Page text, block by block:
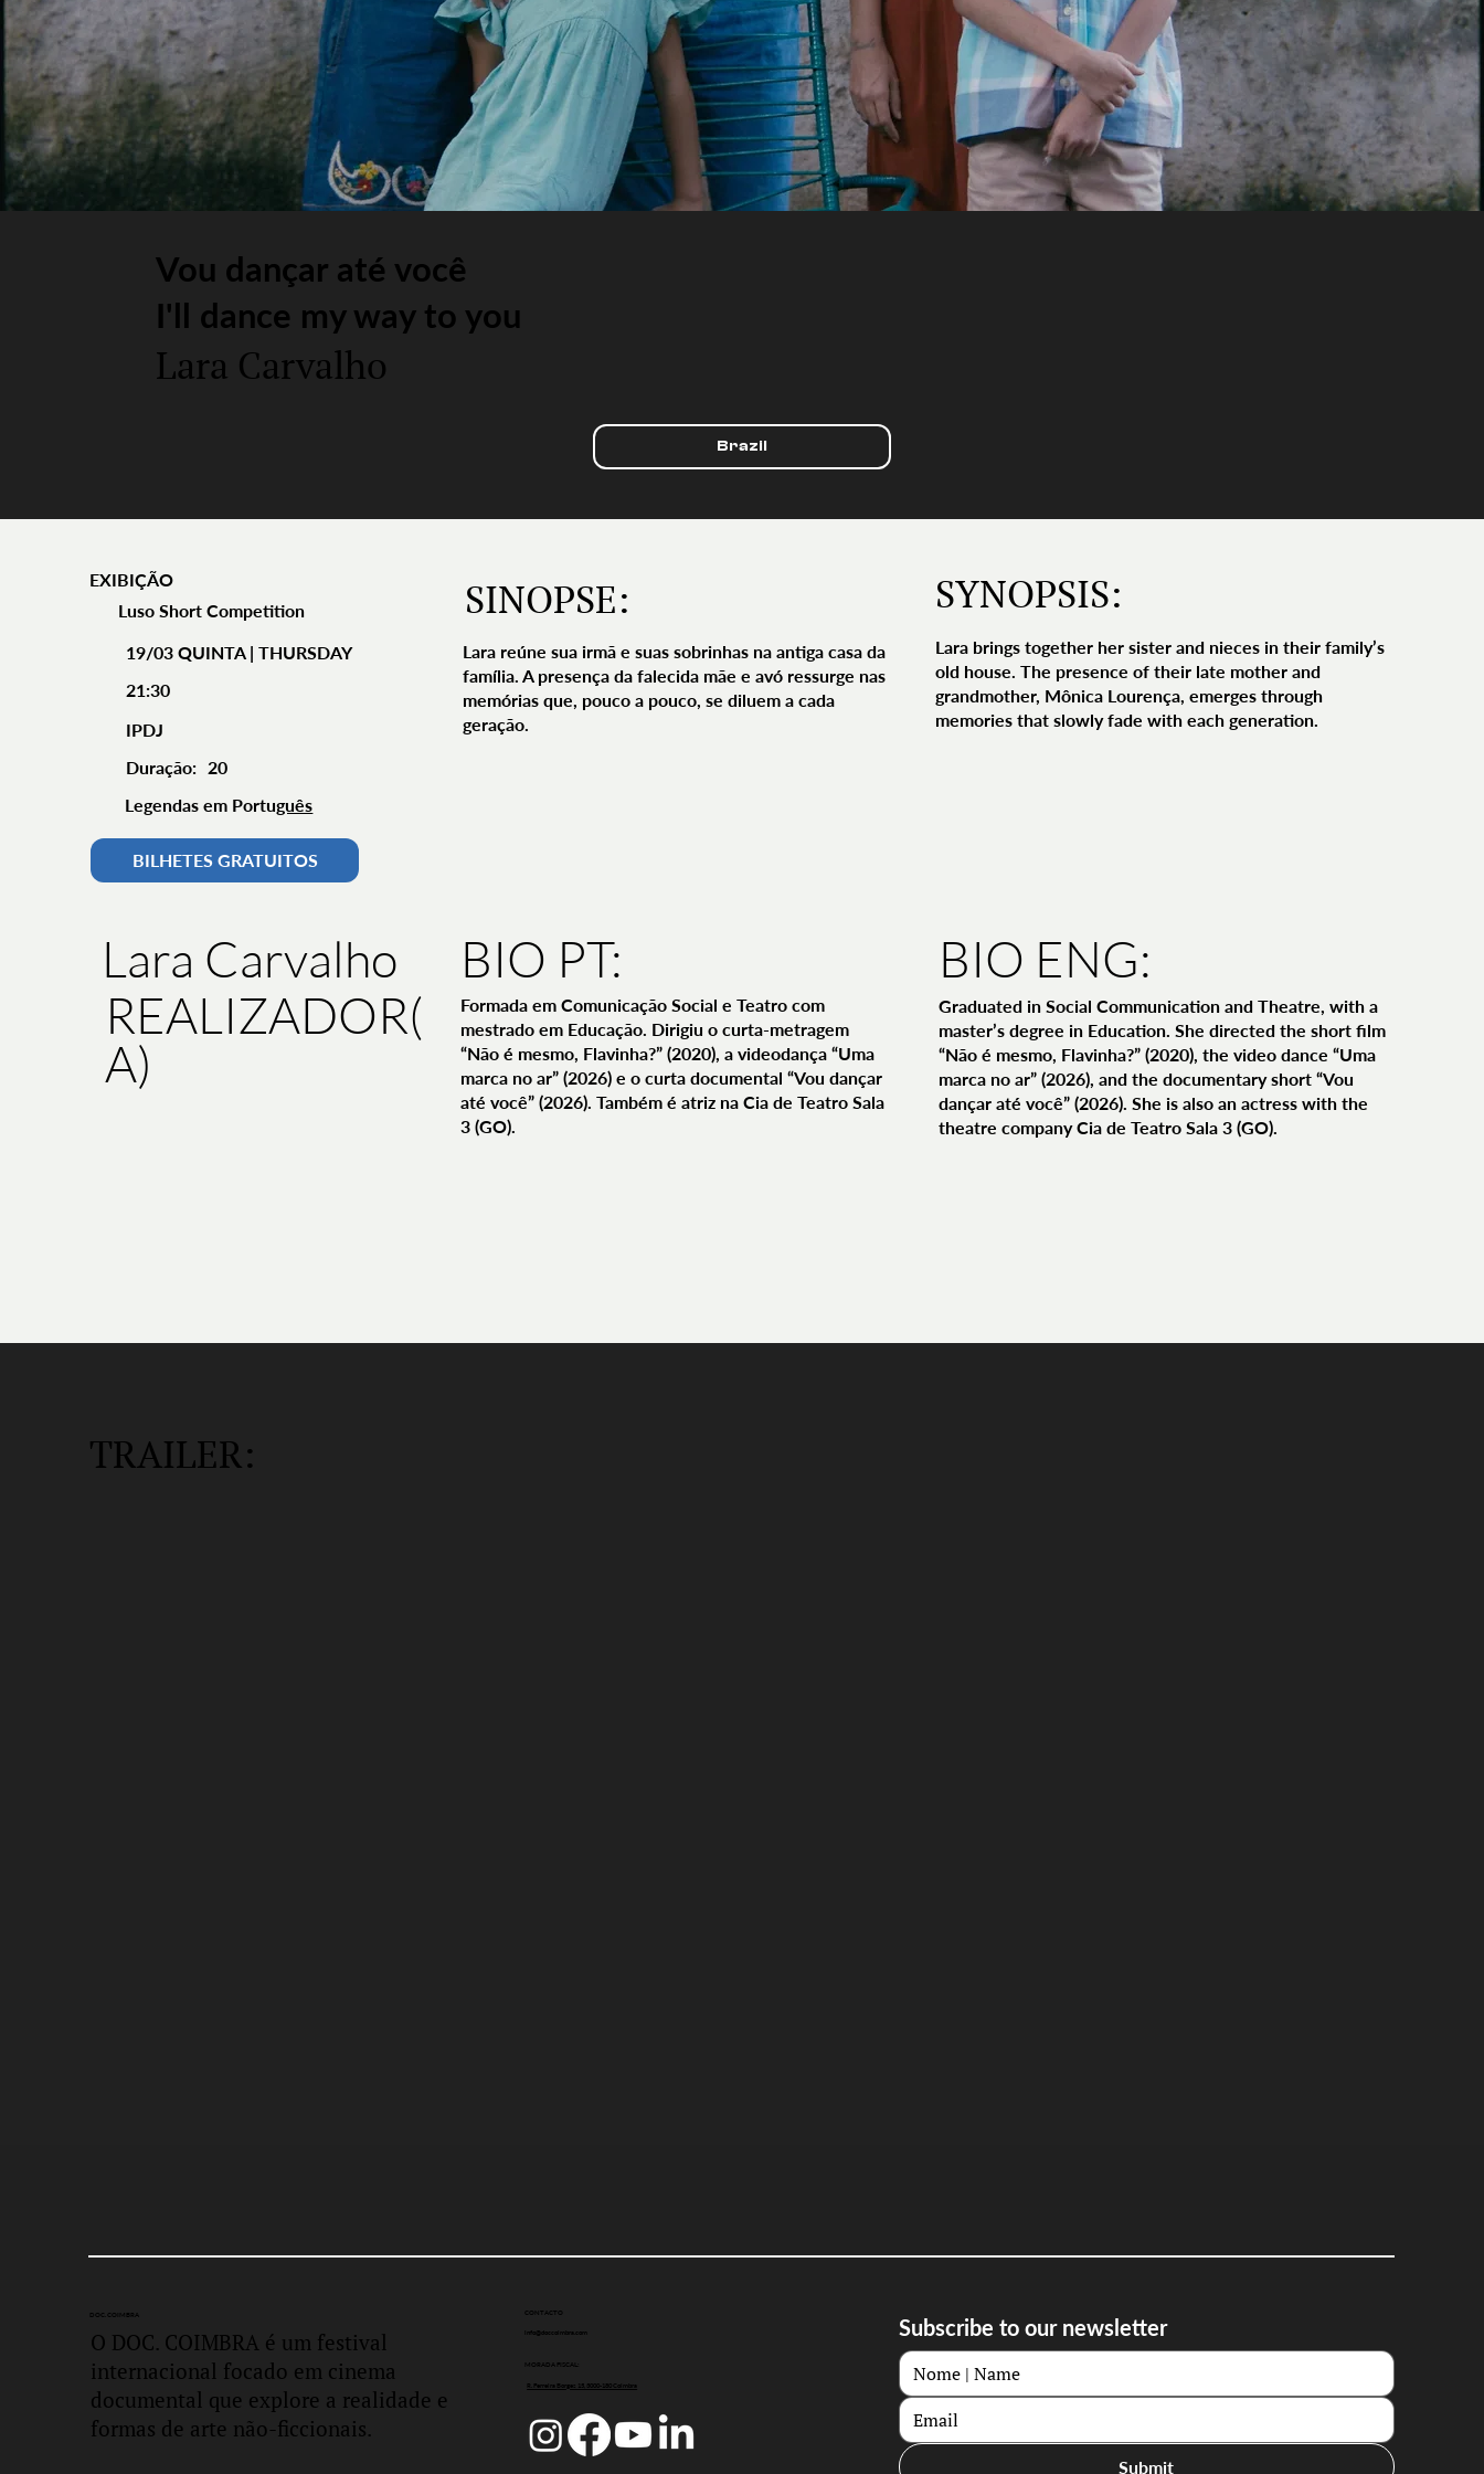
Vou dançar até você
I'll dance my way to you
Lara Carvalho
Brazil
EXIBIÇÃO
Luso Short Competition
19/03 QUINTA | THURSDAY
21:30
IPDJ
Duração: 20
Legendas em Português
BILHETES GRATUITOS
SINOPSE:
Lara reúne sua irmã e suas sobrinhas na antiga casa da
família. A presença da falecida mãe e avó ressurge nas
memórias que, pouco a pouco, se diluem a cada
geração.
SYNOPSIS:
Lara brings together her sister and nieces in their family’s
old house. The presence of their late mother and
grandmother, Mônica Lourença, emerges through
memories that slowly fade with each generation.
Lara Carvalho
REALIZADOR(
A)
BIO PT:
Formada em Comunicação Social e Teatro com
mestrado em Educação. Dirigiu o curta-metragem
“Não é mesmo, Flavinha?” (2020), a videodança “Uma
marca no ar” (2026) e o curta documental “Vou dançar
até você” (2026). Também é atriz na Cia de Teatro Sala
3 (GO).
BIO ENG:
Graduated in Social Communication and Theatre, with a
master’s degree in Education. She directed the short film
“Não é mesmo, Flavinha?” (2020), the video dance “Uma
marca no ar” (2026), and the documentary short “Vou
dançar até você” (2026). She is also an actress with the
theatre company Cia de Teatro Sala 3 (GO).
TRAILER:
DOC. COIMBRA
O DOC. COIMBRA é um festival
internacional focado em cinema
documental que explore a realidade e
formas de arte não-ficcionais.
CONTACTO
info@doccoimbra.com
MORADA FISCAL:
R. Ferreira Borges 15, 3000-180 Coimbra
Subscribe to our newsletter
Submit